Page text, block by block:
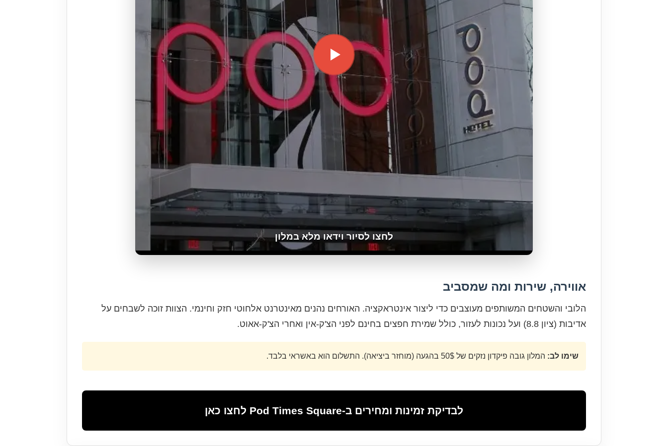
לחצו לסיור וידאו מלא במלון
אווירה, שירות ומה שמסביב
הלובי והשטחים המשותפים מעוצבים כדי ליצור אינטראקציה. האורחים נהנים מאינטרנט אלחוטי חזק וחינמי. הצוות זוכה לשבחים על
אדיבות (ציון 8.8) ועל נכונות לעזור, כולל שמירת חפצים בחינם לפני הצ'ק-אין ואחרי הצ'ק-אאוט.
שימו לב: המלון גובה פיקדון נזקים של 50$ בהגעה (מוחזר ביציאה). התשלום הוא באשראי בלבד.
לבדיקת זמינות ומחירים ב-Pod Times Square לחצו כאן